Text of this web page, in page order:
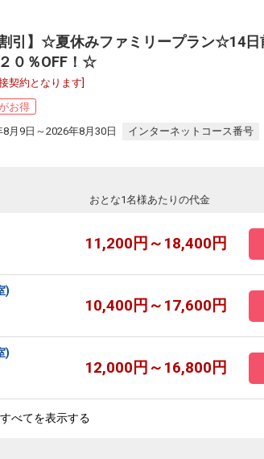
割引】☆夏休みファミリープラン☆14日
０％OFF！☆
契約となります]
お得
8月9日～2026年8月30日 インターネットコース番号
おとな1名様あたりの代金
11,200円～18,400円
)
10,400円～17,600円
)
12,000円～16,800円
すべてを表示する